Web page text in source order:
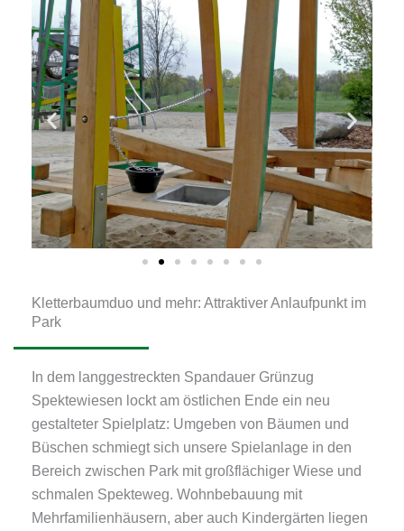
Kletterbaumduo und mehr: Attraktiver Anlaufpunkt im
Park
In dem langgestreckten Spandauer Grünzug
Spektewiesen lockt am östlichen Ende ein neu
gestalteter Spielplatz: Umgeben von Bäumen und
Büschen schmiegt sich unsere Spielanlage in den
Bereich zwischen Park mit großflächiger Wiese und
schmalen Spekteweg. Wohnbebauung mit
Mehrfamilienhäusern, aber auch Kindergärten liegen